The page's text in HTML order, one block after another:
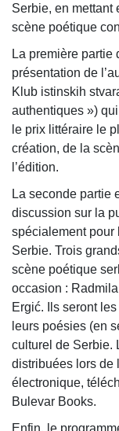
Serbie, en mettant
scène poétique
La première partie
présentation de
Klub istinskih
authentiques »)
le prix littéraire le
création, de la
l’édition.
La seconde partie
discussion sur la
spécialement pour
Serbie. Trois
scène poétique
occasion :
Ergić. Ils seront
leurs poésies (en
culturel de Serbie.
distribuées lors de
électronique,
Bulevar Books.
Enfin, le